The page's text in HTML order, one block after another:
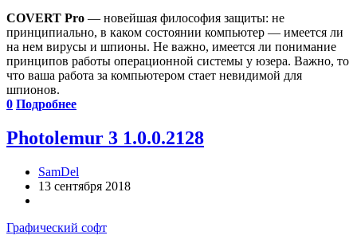
COVERT Pro — новейшая философия защиты: не
принципиально, в каком состоянии компьютер — имеется ли
на нем вирусы и шпионы. Не важно, имеется ли понимание
принципов работы операционной системы у юзера. Важно, то
что ваша работа за компьютером стает невидимой для
шпионов.
0 Подробнее
Photolemur 3 1.0.0.2128
SamDel
13 сентября 2018
Графический софт